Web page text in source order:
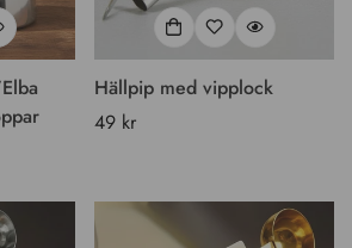
Hällpip med vipplock
Vanligt
49 kr